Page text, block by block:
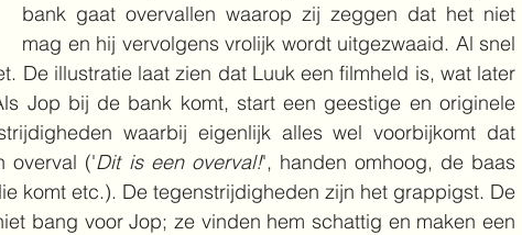
bank gaat overvallen waarop zij zeggen dat het niet
mag en hij vervolgens vrolijk wordt uitgezwaaid. Al snel
De illustratie laat zien dat Luuk een filmheld is, wat later
Jop bij de bank komt, start een geestige en originele
waarbij eigenlijk alles wel voorbijkomt dat
overval ('Dit is een overval!', handen omhoog, de baas
komt etc.). De tegenstrijdigheden zijn het grappigst. De
bang voor Jop; ze vinden hem schattig en maken een